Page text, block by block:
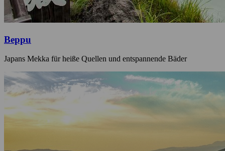
Beppu
Japans Mekka für heiße Quellen und entspannende Bäder